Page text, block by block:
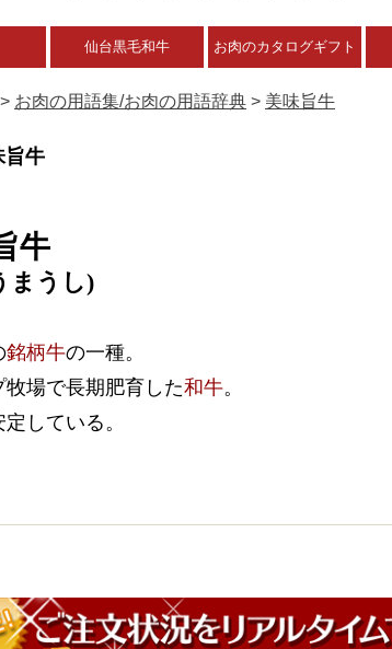
仙台黒毛和牛 お肉のカタログギフト
お肉の用語集/お肉の用語辞典 > 美味旨牛
旨牛
牛
まうし)
銘柄牛の一種。
牧場で長期肥育した和牛。
している。